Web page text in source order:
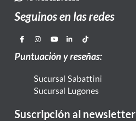
Seguinos en las redes
Puntuación y reseñas:
Sucursal Sabattini
Sucursal Lugones
Suscripción al newsletter